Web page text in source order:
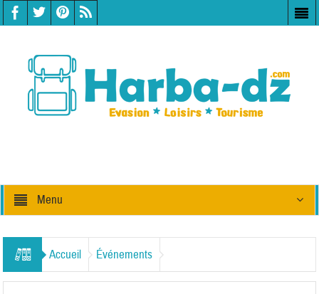
Menu
Accueil Événements